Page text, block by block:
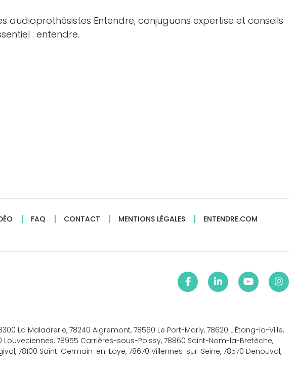
audioprothésistes Entendre, conjuguons expertise et conseils
: entendre.
FAQ CONTACT MENTIONS LÉGALES
ENTENDRE.COM
La Maladrerie, 78240 Aigremont, 78560 Le Port-Marly, 78620 L'Étang-la-Ville,
Louveciennes, 78955 Carrières-sous-Poissy, 78860 Saint-Nom-la-Bretèche,
78100 Saint-Germain-en-Laye, 78670 Villennes-sur-Seine, 78570 Denouval,